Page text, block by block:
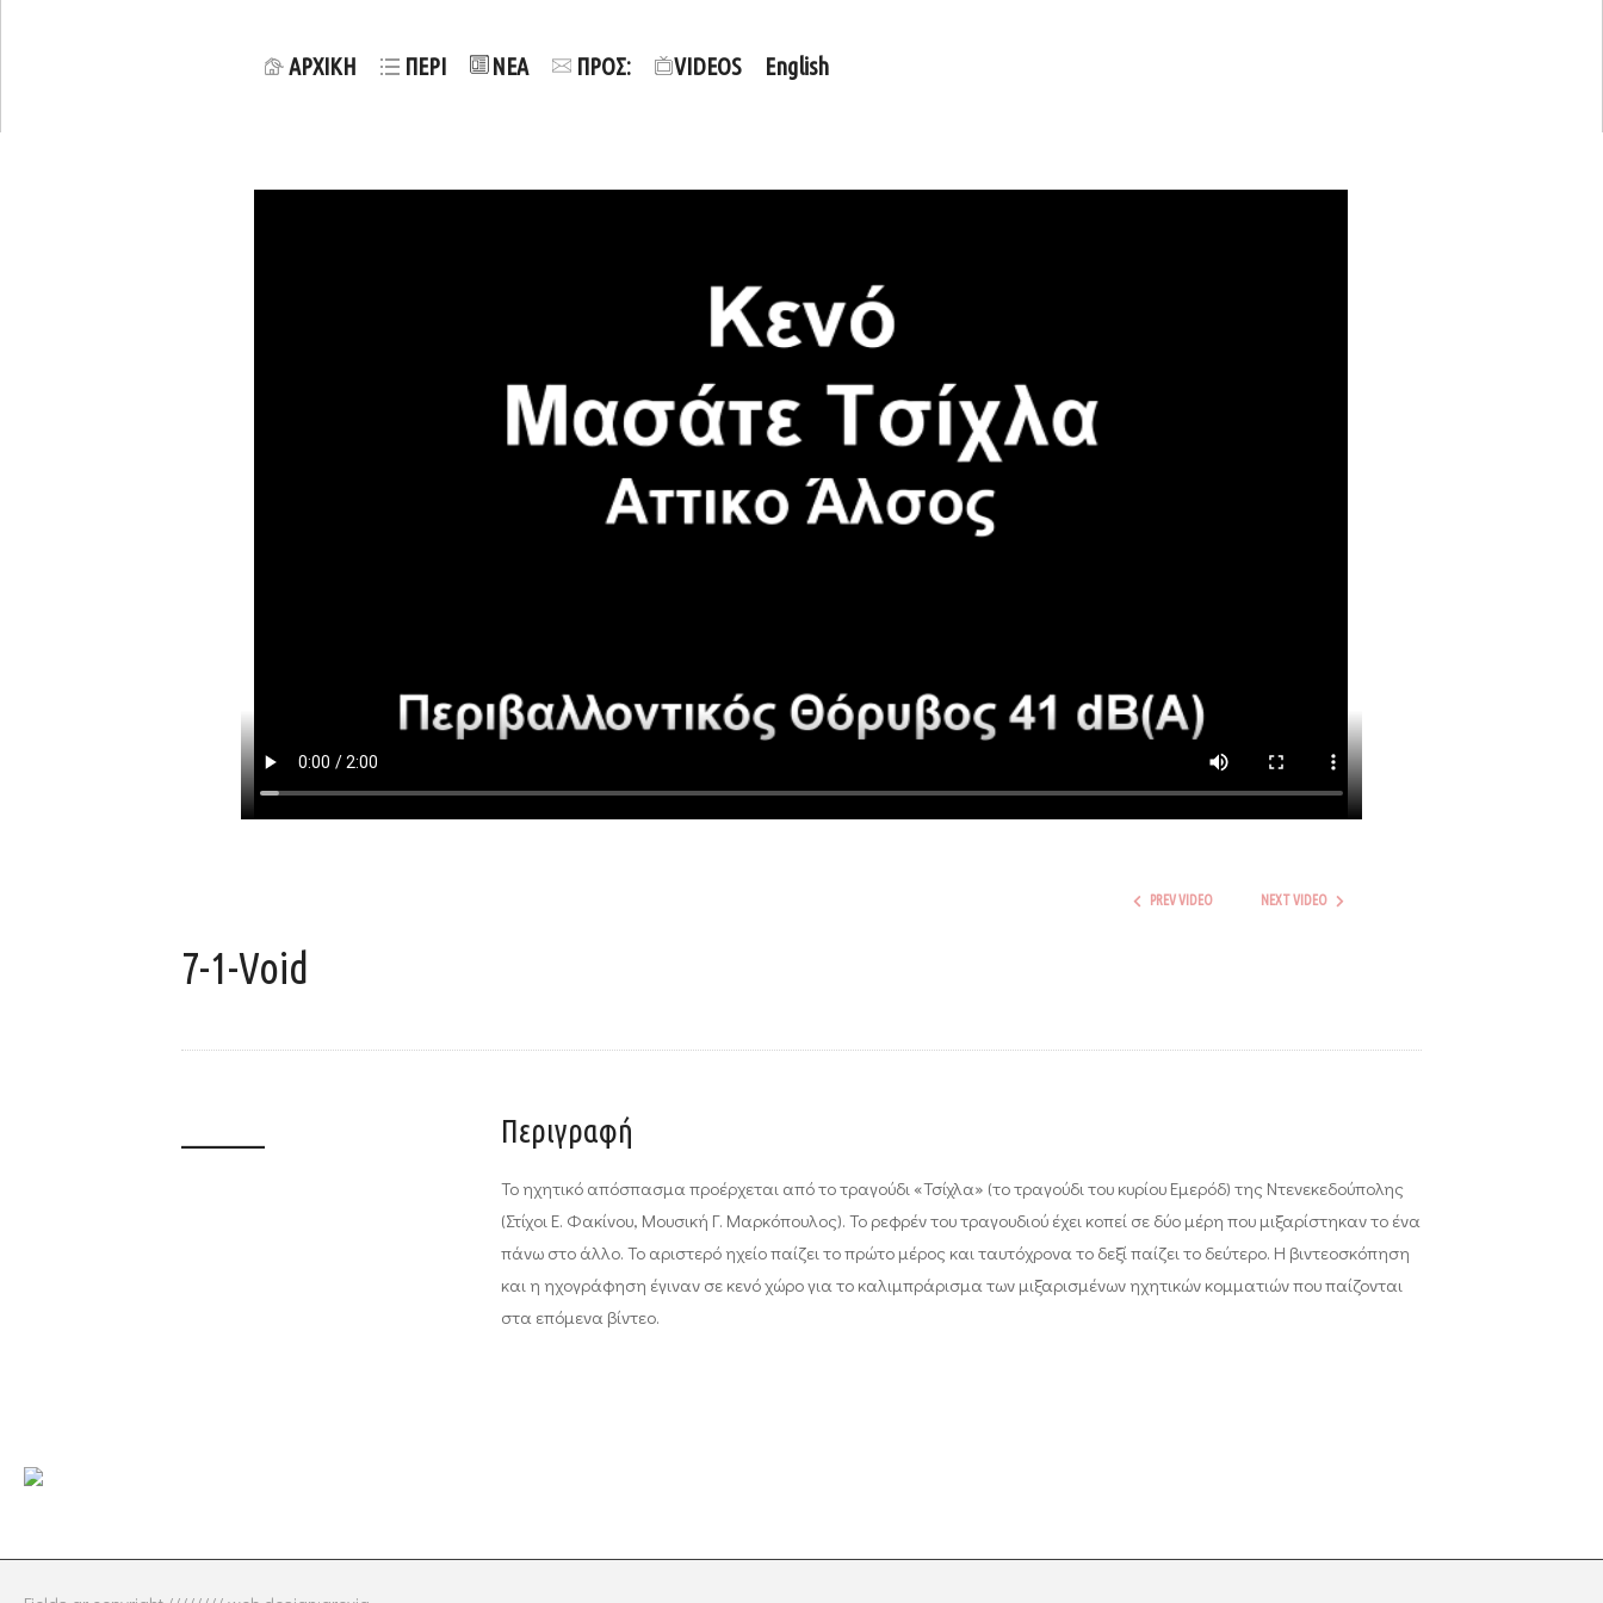
ΑΡΧΙΚΗ ΠΕΡΙ ΝΕΑ ΠΡΟΣ: VIDEOS English
PREV VIDEO NEXT VIDEO
7-1-Void
Περιγραφή
Το ηχητικό απόσπασμα προέρχεται από το τραγούδι «Τσίχλα» (το τραγούδι του κυρίου Εμερόδ) της Ντενεκεδούπολης
(Στίχοι Ε. Φακίνου, Μουσική Γ. Μαρκόπουλος). Το ρεφρέν του τραγουδιού έχει κοπεί σε δύο μέρη που μιξαρίστηκαν το ένα
πάνω στο άλλο. Το αριστερό ηχείο παίζει το πρώτο μέρος και ταυτόχρονα το δεξί παίζει το δεύτερο. Η βιντεοσκόπηση
και η ηχογράφηση έγιναν σε κενό χώρο για το καλιμπράρισμα των μιξαρισμένων ηχητικών κομματιών που παίζονται
στα επόμενα βίντεο.